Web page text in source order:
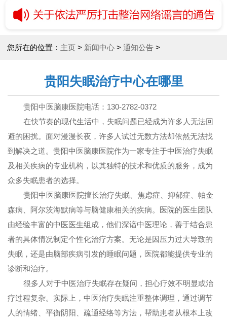
您所在的位置： 主页 > 新闻中心 > 通知公告 >
贵阳失眠治疗中心在哪里
贵阳中医脑康医院电话：130-2782-0372
在快节奏的现代生活中，失眠问题已经成为许多人无法回
避的困扰。面对漫漫长夜，许多人试过无数方法却依然无法找
到解决之道。贵阳中医脑康医院作为一家专注于中医治疗失眠
及相关疾病的专业机构，以其独特的技术和优质的服务，成为
众多失眠患者的选择。
贵阳中医脑康医院擅长治疗失眠、焦虑症、抑郁症、帕金
森病、阿尔茨海默病等与脑健康相关的疾病。医院的医生团队
由经验丰富的中医医生组成，他们深谙中医理论，善于结合患
者的具体情况制定个性化治疗方案。无论是因压力过大导致的
失眠，还是由脑部疾病引发的睡眠问题，医院都能提供专业的
诊断和治疗。
很多人对于中医治疗失眠存在疑问，担心疗效不明显或治
疗过程复杂。实际上，中医治疗失眠注重整体调理，通过调节
人的情绪、平衡阴阳、疏通经络等方法，帮助患者从根本上改